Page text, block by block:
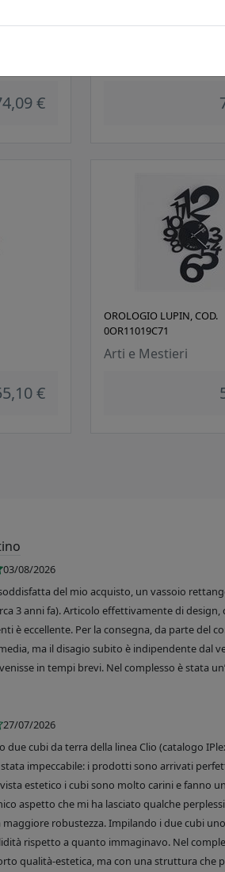
FIORI
€
OROLOGIO DA PARETE
€
OROLOGIO LUPIN, COD.
0OR11019C71
Arti e Mestieri
03/08/2026
del mio acquisto, un vassoio
3 anni fa). Articolo effettivamente di
è eccellente. Per la consegna, da parte
ma il disagio subito è indipendente dal
in tempi brevi. Nel complesso è stata
27/07/2026
due cubi da terra della linea Clio (catalogo
impeccabile: i prodotti sono arrivati
estetico i cubi sono molto carini e fanno
aspetto che mi ha lasciato qualche
maggiore robustezza. Impilando i due cubi
rispetto a quanto immaginavo. Nel
qualità-estetica, ma con una struttura che